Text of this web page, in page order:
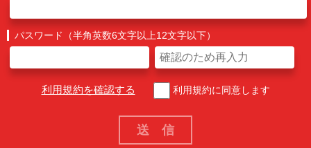
パスワード（半角英数6文字以上12文字以下）
利用規約を確認する 利用規約に同意します